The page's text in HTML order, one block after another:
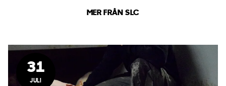
MER FRÅN SLC
31
JULI